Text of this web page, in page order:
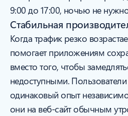
9:00 до 17:00, ночью не
Стабильная
Когда трафик резко
помогает приложениям
вместо того, чтобы
недоступными.
одинаковый опыт независимо
они на веб-сайт обычным